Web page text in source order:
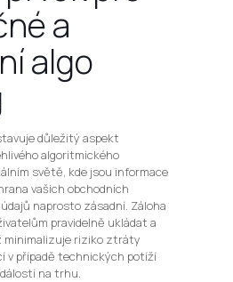
a
algo
důležitý aspekt
algoritmického
světě, kde jsou informace
vašich obchodních
naprosto zásadní. Záloha
pravidelně ukládat a
minimalizuje riziko ztráty
v případě technických potíží
na trhu.